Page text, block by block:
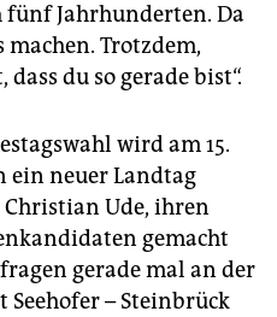
fünf Jahrhunderten. Da
machen. Trotzdem,
du so gerade bist“.
wird am 15.
ein neuer Landtag
Christian Ude, ihren
gemacht
gerade mal an der
Seehofer – Steinbrück